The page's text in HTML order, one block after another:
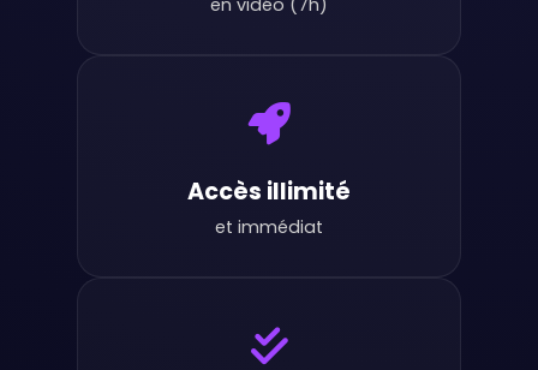
en vidéo (7h)
Accès illimité
et immédiat